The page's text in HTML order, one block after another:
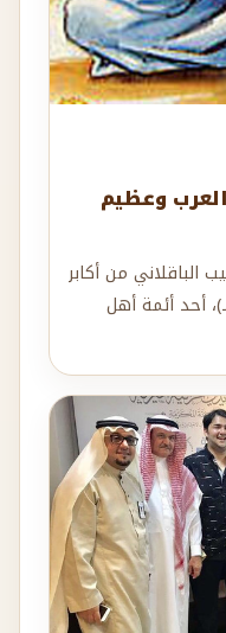
وعظيم
الباقلاني من أكابر
(338 هـ – 403 هـ)، أحد أئمة أهل